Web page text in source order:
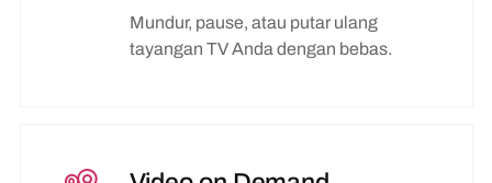
Mundur, pause, atau putar ulang
tayangan TV Anda dengan bebas.